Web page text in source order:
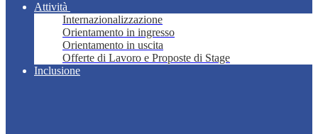
Attività
Internazionalizzazione
Orientamento in ingresso
Orientamento in uscita
Offerte di Lavoro e Proposte di Stage
Inclusione